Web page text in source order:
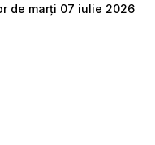
de marți 07 iulie 2026